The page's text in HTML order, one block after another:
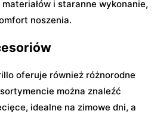
i staranne wykonanie,
noszenia.
oferuje również różnorodne
można znaleźć
idealne na zimowe dni, a